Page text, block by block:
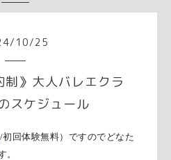
/ 10/25
制》大人バレエクラ
スケジュール
/初回体験無料）ですのでどなた
。